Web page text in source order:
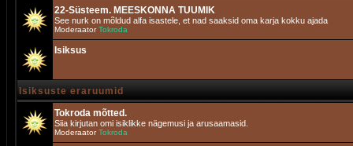
22-Süsteem. MEESKONNA TUUMIK
See nurk on mõldud alfa isastele, et nad saaksid oma karja kokku ajada
ModeraatorTokroda
Isiksus
Isiksuste eraruumid
Tokroda mõtted.
Siia kirjutan omi isiklikke nägemusi ja arusaamasid.
ModeraatorTokroda